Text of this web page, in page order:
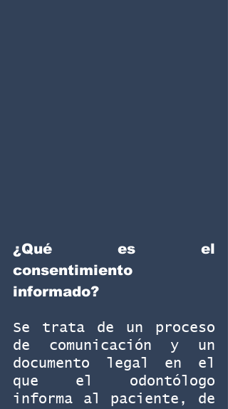
¿Qué es el
consentimiento
informado?
Se trata de un proceso
de comunicación y un
documento legal en el
que el odontólogo
informa al paciente, de